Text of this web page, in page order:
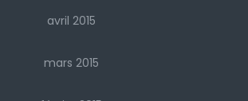
avril 2015
mars 2015